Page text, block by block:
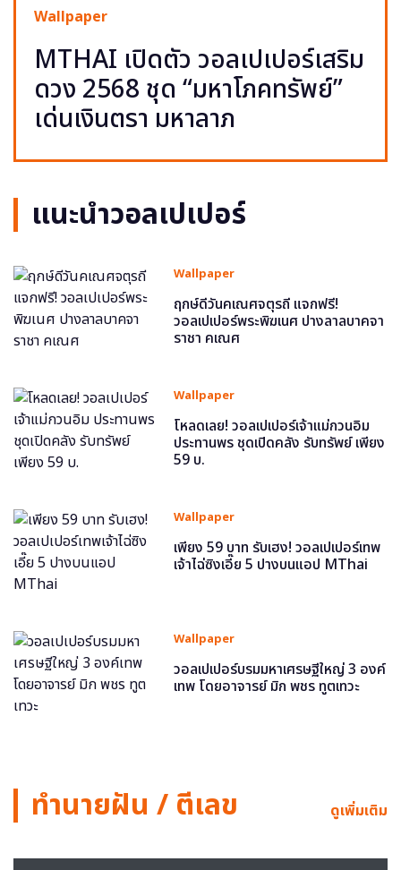
Wallpaper
MTHAI เปิดตัว วอลเปเปอร์เสริม
ดวง 2568 ชุด “มหาโภคทรัพย์”
เด่นเงินตรา มหาลาภ
แนะนำวอลเปเปอร์
Wallpaper
ฤกษ์ดีวันคเณศจตุรถี แจกฟรี!
วอลเปเปอร์พระพิฆเนศ ปางลาลบาคจา
ราชา คเณศ
Wallpaper
โหลดเลย! วอลเปเปอร์เจ้าแม่กวนอิม
ประทานพร ชุดเปิดคลัง รับทรัพย์ เพียง
59 บ.
Wallpaper
เพียง 59 บาท รับเฮง! วอลเปเปอร์เทพ
เจ้าไฉ่ซิงเอี๊ย 5 ปางบนแอป MThai
Wallpaper
วอลเปเปอร์บรมมหาเศรษฐีใหญ่ 3 องค์
เทพ โดยอาจารย์ มิก พชร ทูตเทวะ
ทำนายฝัน / ตีเลข ดูเพิ่มเติม